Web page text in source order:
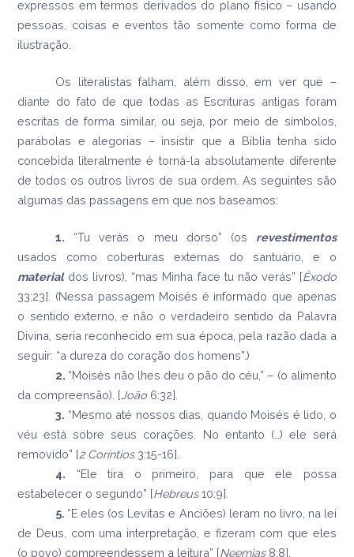
expressos em termos derivados do plano físico – usando
pessoas, coisas e eventos tão somente como forma de
ilustração.
Os literalistas falham, além disso, em ver que –
diante do fato de que todas as Escrituras antigas foram
escritas de forma similar, ou seja, por meio de símbolos,
parábolas e alegorias – insistir que a Bíblia tenha sido
concebida literalmente é torná-la absolutamente diferente
de todos os outros livros de sua ordem. As seguintes são
algumas das passagens em que nos baseamos:
1. “Tu verás o meu dorso” (os revestimentos
usados como coberturas externas do santuário, e o
materialdos livros), “mas Minha face tu não verás” [Êxodo
33:23]. (Nessa passagem Moisés é informado que apenas
o sentido externo, e não o verdadeiro sentido da Palavra
Divina, seria reconhecido em sua época, pela razão dada a
seguir: “a dureza do coração dos homens”.)
2. “Moisés não lhes deu o pão do céu,” – (o alimento
da compreensão). [ João 6:32].
3. “Mesmo até nossos dias, quando Moisés é lido, o
véu está sobre seus corações. No entanto (…) ele será
removido” [2 Coríntios 3:15-16].
4. “Ele tira o primeiro, para que ele possa
estabelecer o segundo” [Hebreus10:9].
5. “E eles (os Levitas e Anciões) leram no livro, na lei
de Deus, com uma interpretação, e fizeram com que eles
(o povo) compreendessem a leitura” [Neemias8:8].